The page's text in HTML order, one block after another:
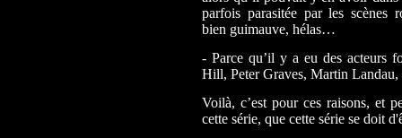
parfois parasitée par les scènes
bien guimauve, hélas…
- Parce qu’il y a eu des acteurs
Hill, Peter Graves, Martin
Voilà, c’est pour ces raisons, et
cette série, que cette série se doit